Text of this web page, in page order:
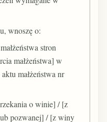
wnoszę o:
stron
małżeństwa] w
małżeństwa nr
o winie] / [z
pozwanej] / [z winy